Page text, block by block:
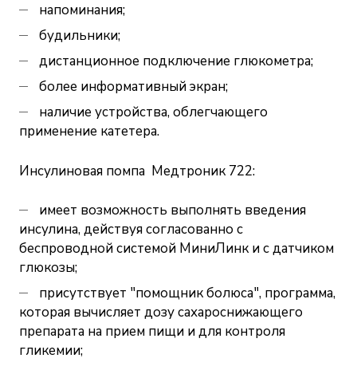
напоминания;
будильники;
дистанционное подключение глюкометра;
более информативный экран;
наличие устройства, облегчающего
применение катетера.
Инсулиновая помпа Медтроник 722:
имеет возможность выполнять введения
инсулина, действуя согласованно с
беспроводной системой МиниЛинк и с датчиком
глюкозы;
присутствует "помощник болюса", программа,
которая вычисляет дозу сахароснижающего
препарата на прием пищи и для контроля
гликемии;